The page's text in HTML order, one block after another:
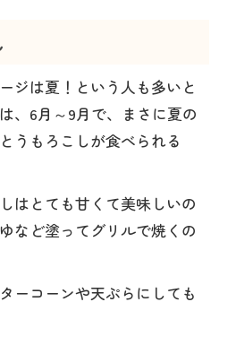
ジは夏！という人も多いと
、6月～9月で、まさに夏の
うもろこしが食べられる
はとても甘くて美味しいの
など塗ってグリルで焼くの
ーコーンや天ぷらにしても